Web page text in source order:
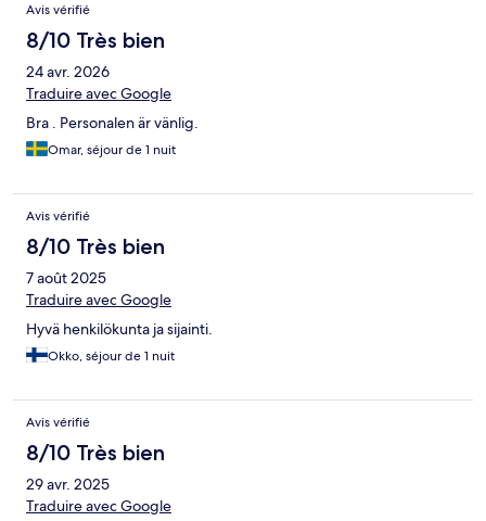
Avis vérifié
8/10 Très bien
24 avr. 2026
Traduire avec Google
Bra . Personalen är vänlig.
Omar, séjour de 1 nuit
Avis vérifié
8/10 Très bien
7 août 2025
Traduire avec Google
Hyvä henkilökunta ja sijainti.
Okko, séjour de 1 nuit
Avis vérifié
8/10 Très bien
29 avr. 2025
Traduire avec Google